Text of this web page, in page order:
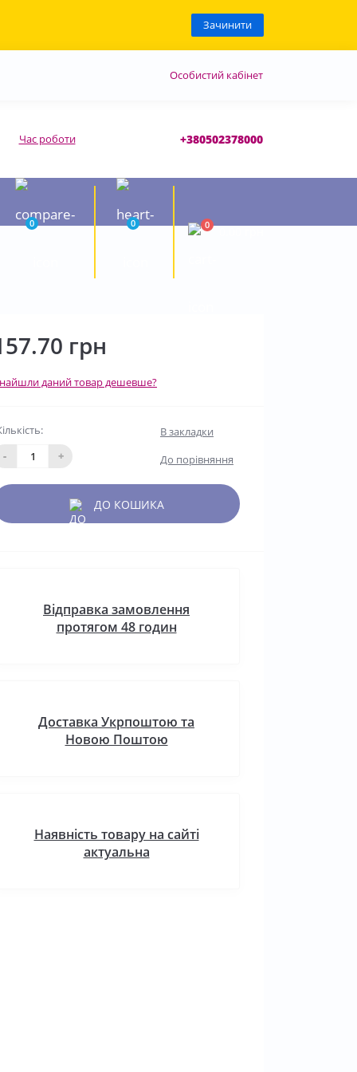
Зачинити
Особистий кабінет
Час роботи +380502378000
0 0 0
грн
даний товар дешевше?
-
+
В закладки
До порівняння
ДО КОШИКА
Відправка замовлення
протягом 48 годин
Доставка Укрпоштою та
Новою Поштою
Наявність товару на сайті
актуальна